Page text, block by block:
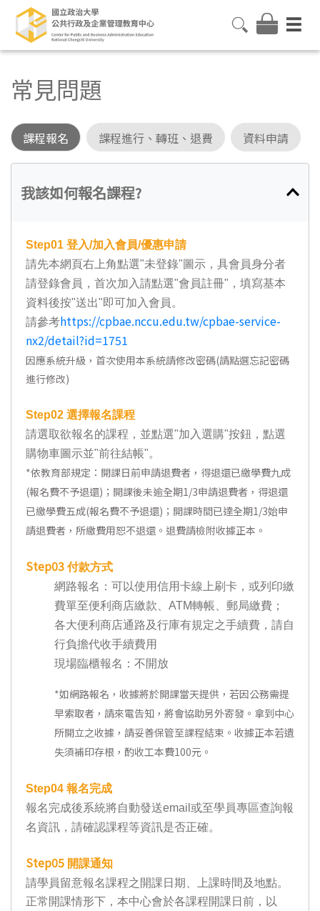
常見問題
課程報名 課程進行、轉班、退費 資料申請
我該如何報名課程?
Step01 登入/加入會員/優惠申請
請先本網頁右上角點選"未登錄"圖示，具會員身分者
請登錄會員，首次加入請點選"會員註冊"，填寫基本
資料後按"送出"即可加入會員。
請參考https://cpbae.nccu.edu.tw/cpbae-service-
nx2/detail?id=1751
因應系統升級，首次使用本系統請修改密碼(請點選忘記密碼
進行修改)
Step02 選擇報名課程
請選取欲報名的課程，並點選"加入選購"按鈕，點選
購物車圖示並"前往結帳"。
*依教育部規定：開課日前申請退費者，得退還已繳學費九成
(報名費不予退還)；開課後未逾全期1/3申請退費者，得退還
已繳學費五成(報名費不予退還)；開課時間已達全期1/3始申
請退費者，所繳費用恕不退還。退費請檢附收據正本。
Step03 付款方式
網路報名：可以使用信用卡線上刷卡，或列印繳
費單至便利商店繳款、ATM轉帳、郵局繳費；
各大便利商店通路及行庫有規定之手續費，請自
行負擔代收手續費用
現場臨櫃報名：不開放
*如網路報名，收據將於開課當天提供，若因公務需提
早索取者，請來電告知，將會協助另外寄發。拿到中心
所開立之收據，請妥善保管至課程結束。收據正本若遺
失須補印存根，酌收工本費100元。
Step04 報名完成
報名完成後系統將自動發送email或至學員專區查詢報
名資訊，請確認課程等資訊是否正確。
Step05 開課通知
請學員留意報名課程之開課日期、上課時間及地點。
正常開課情形下，本中心會於各課程開課日前，以